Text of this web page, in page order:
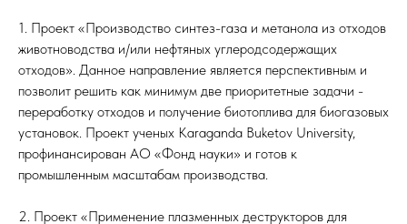
1. Проект «Производство синтез-газа и метанола из отходов
животноводства и/или нефтяных углеродсодержащих
отходов». Данное направление является перспективным и
позволит решить как минимум две приоритетные задачи -
переработку отходов и получение биотоплива для биогазовых
установок. Проект ученых Karaganda Buketov University,
профинансирован АО «Фонд науки» и готов к
промышленным масштабам производства.
2. Проект «Применение плазменных деструкторов для